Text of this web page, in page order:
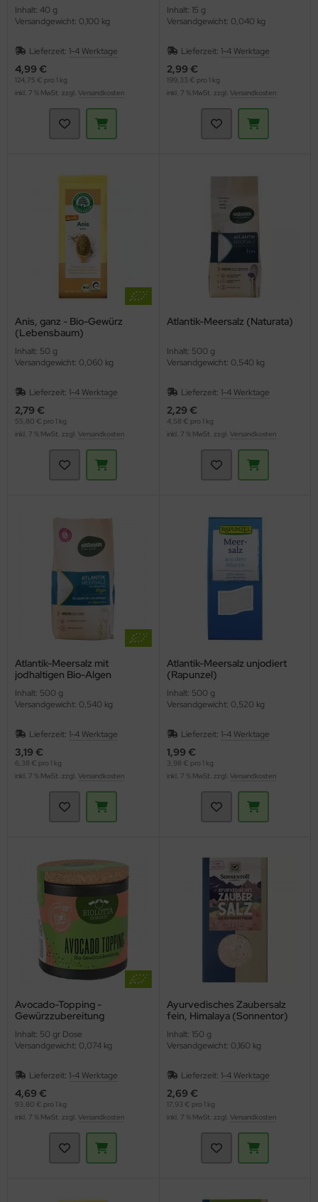
Inhalt: 40 g
Versandgewicht: 0,100 kg
Lieferzeit: 1-4 Werktage
4,99 €
124,75 € pro 1 kg
inkl. 7 % MwSt. zzgl. Versandkosten
Inhalt: 15 g
Versandgewicht: 0,040 kg
Lieferzeit: 1-4 Werktage
2,99 €
199,33 € pro 1 kg
inkl. 7 % MwSt. zzgl. Versandkosten
Anis, ganz - Bio-Gewürz
(Lebensbaum)
Inhalt: 50 g
Versandgewicht: 0,060 kg
Lieferzeit: 1-4 Werktage
2,79 €
55,80 € pro 1 kg
inkl. 7 % MwSt. zzgl. Versandkosten
Atlantik-Meersalz (Naturata)
Inhalt: 500 g
Versandgewicht: 0,540 kg
Lieferzeit: 1-4 Werktage
2,29 €
4,58 € pro 1 kg
inkl. 7 % MwSt. zzgl. Versandkosten
Atlantik-Meersalz mit
jodhaltigen Bio-Algen
Inhalt: 500 g
Versandgewicht: 0,540 kg
Lieferzeit: 1-4 Werktage
3,19 €
6,38 € pro 1 kg
inkl. 7 % MwSt. zzgl. Versandkosten
Atlantik-Meersalz unjodiert
(Rapunzel)
Inhalt: 500 g
Versandgewicht: 0,520 kg
Lieferzeit: 1-4 Werktage
1,99 €
3,98 € pro 1 kg
inkl. 7 % MwSt. zzgl. Versandkosten
Avocado-Topping -
Gewürzzubereitung
Inhalt: 50 gr Dose
Versandgewicht: 0,074 kg
Lieferzeit: 1-4 Werktage
4,69 €
93,80 € pro 1 kg
inkl. 7 % MwSt. zzgl. Versandkosten
Ayurvedisches Zaubersalz
fein, Himalaya (Sonnentor)
Inhalt: 150 g
Versandgewicht: 0,160 kg
Lieferzeit: 1-4 Werktage
2,69 €
17,93 € pro 1 kg
inkl. 7 % MwSt. zzgl. Versandkosten